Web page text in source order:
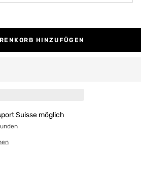
HINZUFÜGEN
Suisse möglich